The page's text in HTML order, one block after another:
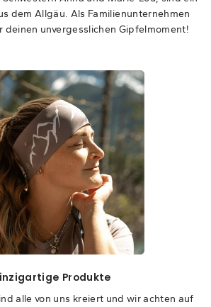
dem Allgäu. Als Familienunternehmen
deinen unvergesslichen Gipfelmoment!
Produkte
alle von uns kreiert und wir achten auf